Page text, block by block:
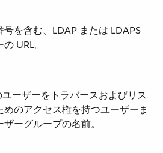
号を含む、LDAP または LDAPS
URL。
ユーザーをトラバースおよびリス
めのアクセス権を持つユーザーま
ーグループの名前。